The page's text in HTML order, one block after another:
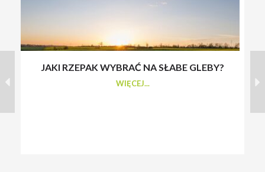
JAKI RZEPAK WYBRAĆ NA SŁABE GLEBY?
WIĘCEJ...